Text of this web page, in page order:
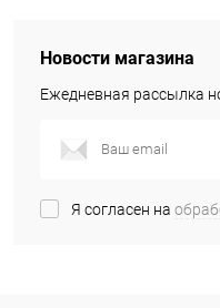
Новости магазина
Ежедневная рассылка
Я согласен на